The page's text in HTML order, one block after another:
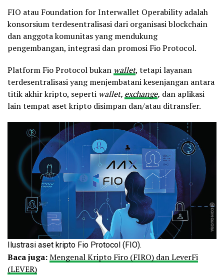
FIO atau Foundation for Interwallet Operability adalah
konsorsium terdesentralisasi dari organisasi blockchain
dan anggota komunitas yang mendukung
pengembangan, integrasi dan promosi Fio Protocol.
Platform Fio Protocol bukan wallet, tetapi layanan
terdesentralisasi yang menjembatani kesenjangan antara
titik akhir kripto, seperti wallet, exchange, dan aplikasi
lain tempat aset kripto disimpan dan/atau ditransfer.
Ilustrasi aset kripto Fio Protocol (FIO).
Baca juga:Mengenal Kripto Firo (FIRO) dan LeverFi
(LEVER)